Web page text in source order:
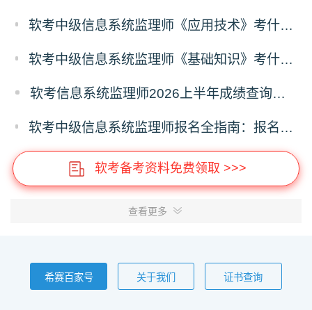
软考中级信息系统监理师《应用技术》考什么？信息系统监理师应用技术科目考试内容
软考中级信息系统监理师《基础知识》考什么？信息系统监理师基础知识科目考试内容
软考信息系统监理师2026上半年成绩查询时间及入口
软考中级信息系统监理师报名全指南：报名时间、入口、流程、资料、注意事项
软考备考资料免费领取 >>>
查看更多
希赛百家号 关于我们 证书查询